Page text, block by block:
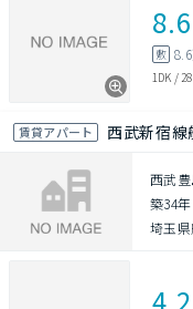
8.6
敷
1DK /
賃貸アパート 西武新宿
西武
築34年
埼玉
4.2